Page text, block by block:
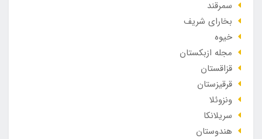
سمرقند
بخارای شریف
خیوه
مجله ازبکستان
قزاقستان
قرقیزستان
ونزوئلا
سریلانکا
هندوستان